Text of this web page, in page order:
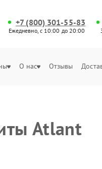
+7 (800) 301-55-83
Ежедневно, с 10:00 до 20:00
О нас Отзывы
Atlant